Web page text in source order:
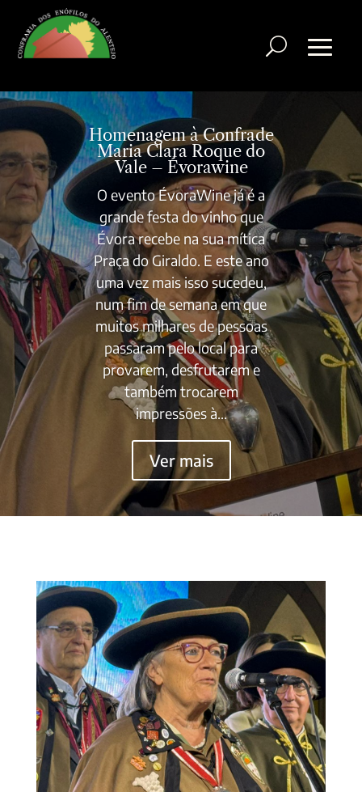
Homenagem à Confrade
Maria Clara Roque do
Vale – Évorawine
O evento ÉvoraWine já é a
grande festa do vinho que
Évora recebe na sua mítica
Praça do Giraldo. E este ano
uma vez mais isso sucedeu,
num fim de semana em que
muitos milhares de pessoas
passaram pelo local para
provarem, desfrutarem e
também trocarem
impressões à...
Ver mais